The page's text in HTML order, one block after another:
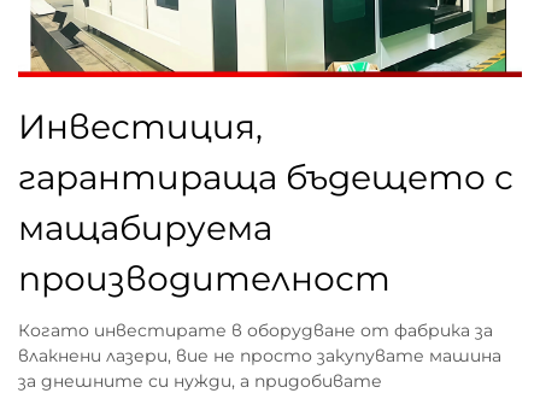
Инвестиция,
гарантираща бъдещето с
мащабируема
производителност
Когато инвестирате в оборудване от фабрика за
влакнени лазери, вие не просто закупувате машина
за днешните си нужди, а придобивате